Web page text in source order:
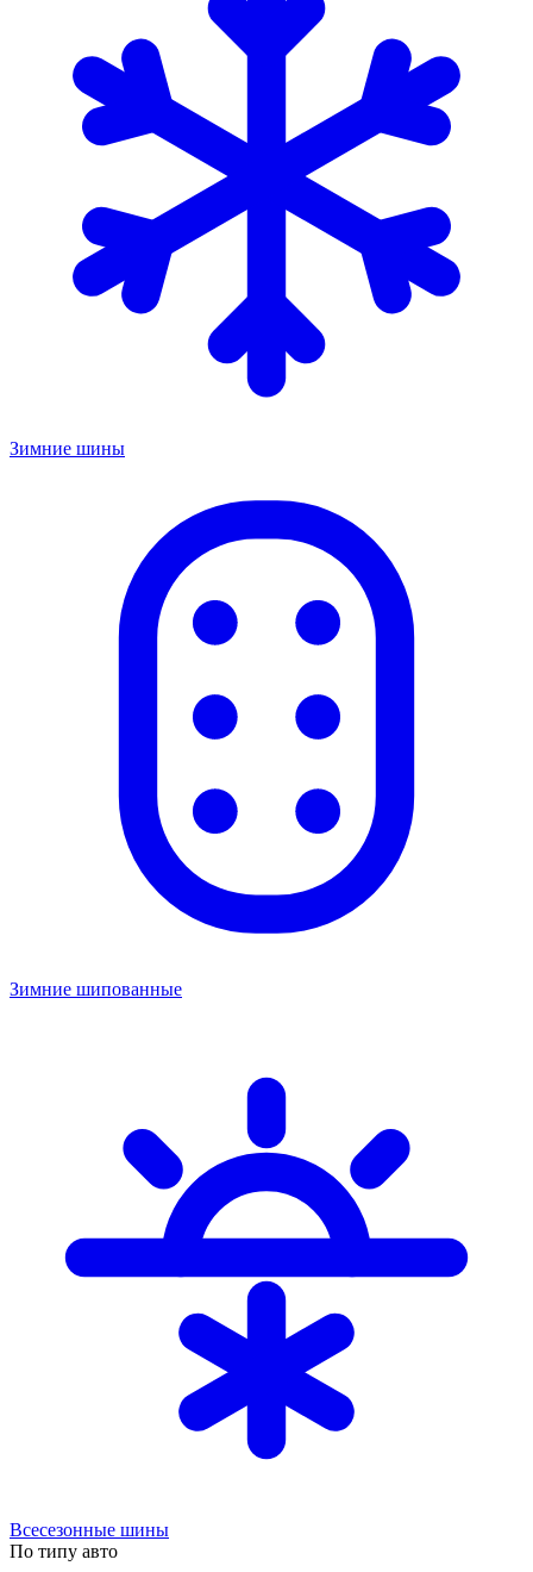
Зимние шины
Зимние шипованные
Всесезонные шины
По типу авто